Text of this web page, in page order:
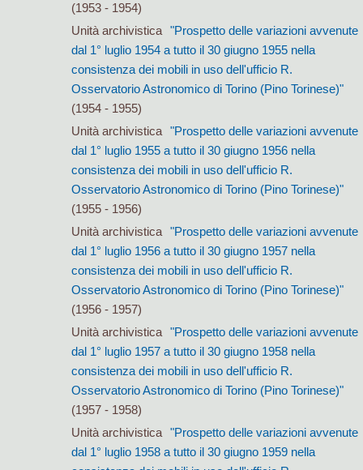
(1953 - 1954)
Unità archivistica
"Prospetto delle variazioni avvenute
dal 1° luglio 1954 a tutto il 30 giugno 1955 nella
consistenza dei mobili in uso dell'ufficio R.
Osservatorio Astronomico di Torino (Pino Torinese)"
(1954 - 1955)
Unità archivistica
"Prospetto delle variazioni avvenute
dal 1° luglio 1955 a tutto il 30 giugno 1956 nella
consistenza dei mobili in uso dell'ufficio R.
Osservatorio Astronomico di Torino (Pino Torinese)"
(1955 - 1956)
Unità archivistica
"Prospetto delle variazioni avvenute
dal 1° luglio 1956 a tutto il 30 giugno 1957 nella
consistenza dei mobili in uso dell'ufficio R.
Osservatorio Astronomico di Torino (Pino Torinese)"
(1956 - 1957)
Unità archivistica
"Prospetto delle variazioni avvenute
dal 1° luglio 1957 a tutto il 30 giugno 1958 nella
consistenza dei mobili in uso dell'ufficio R.
Osservatorio Astronomico di Torino (Pino Torinese)"
(1957 - 1958)
Unità archivistica
"Prospetto delle variazioni avvenute
dal 1° luglio 1958 a tutto il 30 giugno 1959 nella